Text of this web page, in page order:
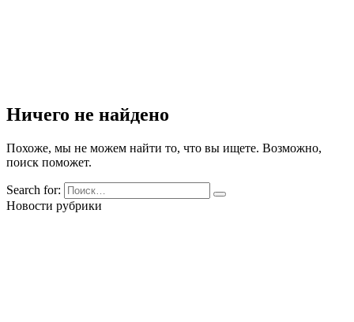
Ничего не найдено
Похоже, мы не можем найти то, что вы ищете. Возможно,
поиск поможет.
Search for:
Новости рубрики